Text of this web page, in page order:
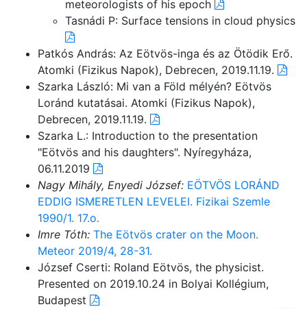
meteorologists of his epoch
Tasnádi P: Surface tensions in cloud physics
Patkós András: Az Eötvös-inga és az Ötödik Erő.
Atomki (Fizikus Napok), Debrecen, 2019.11.19.
Szarka László: Mi van a Föld mélyén? Eötvös
Loránd kutatásai. Atomki (Fizikus Napok),
Debrecen, 2019.11.19.
Szarka L.: Introduction to the presentation
"Eötvös and his daughters". Nyíregyháza,
06.11.2019
Nagy Mihály, Enyedi József: EÖTVÖS LORÁND
EDDIG ISMERETLEN LEVELEI. Fizikai Szemle
1990/1. 17.o.
Imre Tóth: The Eötvös crater on the Moon.
Meteor 2019/4, 28-31.
József Cserti: Roland Eötvös, the physicist.
Presented on 2019.10.24 in Bolyai Kollégium,
Budapest